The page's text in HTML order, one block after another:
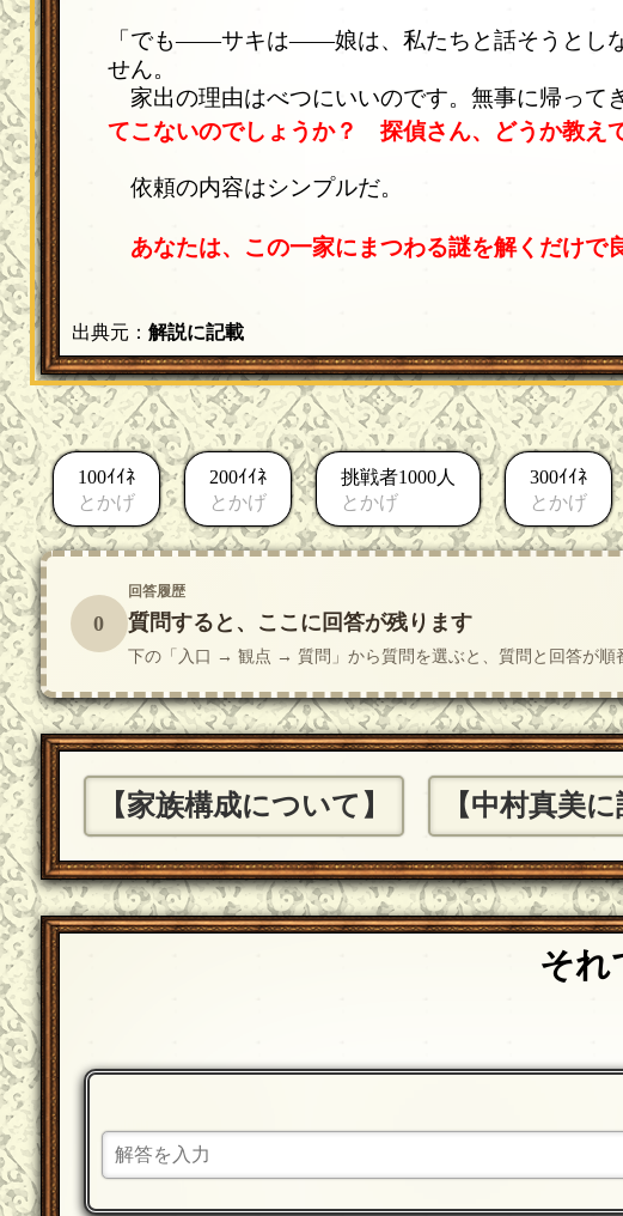
「でも――サキは――娘は、私たちと話そうとし
せん。
家出の理由はべつにいいのです。無事に帰っ
てこないのでしょうか？
探偵さん、どうか教え
依頼の内容はシンプルだ。
あなたは、この一家にまつわる謎を解くだけで
出典元： 解説に記載
100ｲｲﾈ
とかげ
200ｲｲﾈ
とかげ
挑戦者1000人
とかげ
300ｲｲﾈ
とかげ
0
回答履歴
質問すると、ここに回答が残ります
下の「入口 → 観点 → 質問」から質問を選ぶと、質問と回答が順
【家族構成について】 【中村真美に
それ